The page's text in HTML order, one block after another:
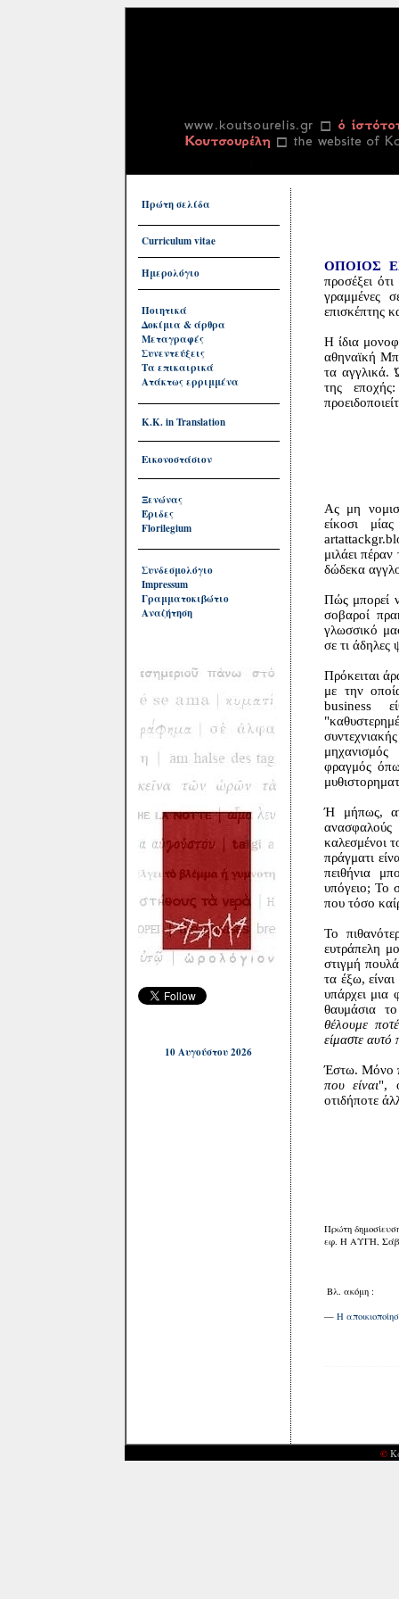
Πρώτη σελίδα
Curriculum vitae
Ημερολόγιο
Ποιητικά
Δοκίμια & άρθρα
Μεταγραφές
Συνεντεύξεις
Τα επικαιρικά
Ατάκτως ερριμμένα
Κ.Κ. in Translation
Εικονοστάσιον
Ξενώνας
Έριδες
Florilegium
Συνδεσμολόγιο
Impressum
Γραμματοκιβώτιο
Αναζήτηση
10 Αυγούστου 2026
ΟΠΟΙΟΣ
προσέξει ότι
γραμμένες
επισκέπτης
Η ίδια
αθηναϊκή
τα αγγλικά.
της
Ας μη
είκοσι
μιλάει
δώδεκα
Πώς μπορεί
σοβαροί
γλωσσικό
σε τι άδηλες
Πρόκειται
με την
business
φραγμός
Ή μήπως,
καλεσμένοι
πράγματι
πειθήνια
υπόγειο; Το
που τόσο
Το
ευτράπελη
στιγμή
τα έξω,
υπάρχει μια
θαυμάσια
θέλουμε
είμαστε αυτό
Έστω. Μόνο
που είναι",
οτιδήποτε
Πρώτη
εφ. Η ΑΥΓΗ,
Βλ. ακόμη :
— Η
©